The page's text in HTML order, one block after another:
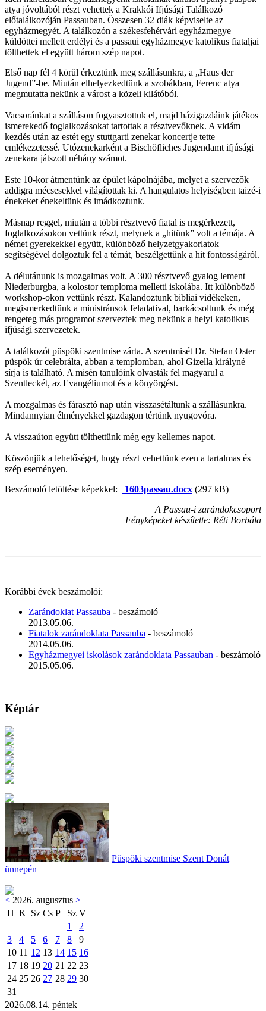
atya jóvoltából részt vehettek a Krakkói Ifjúsági Találkozó
előtalálkozóján Passauban. Összesen 32 diák képviselte az
egyházmegyét. A találkozón a székesfehérvári egyházmegye
küldöttei mellett erdélyi és a passaui egyházmegye katolikus fiataljai
tölthettek el együtt három szép napot.
Első nap fél 4 körül érkeztünk meg szállásunkra, a „Haus der
Jugend”-be. Miután elhelyezkedtünk a szobákban, Ferenc atya
megmutatta nekünk a várost a közeli kilátóból.
Vacsoránkat a szálláson fogyasztottuk el, majd házigazdáink játékos
ismerekedő foglalkozásokat tartottak a résztvevőknek. A vidám
kezdés után az estét egy stuttgarti zenekar koncertje tette
emlékezetessé. Utózenekarként a Bischöfliches Jugendamt ifjúsági
zenekara játszott néhány számot.
Este 10-kor átmentünk az épület kápolnájába, melyet a szervezők
addigra mécsesekkel világítottak ki. A hangulatos helyiségben taizé-i
énekeket énekeltünk és imádkoztunk.
Másnap reggel, miután a többi résztvevő fiatal is megérkezett,
foglalkozásokon vettünk részt, melynek a „hitünk” volt a témája. A
német gyerekekkel együtt, különböző helyzetgyakorlatok
segítségével dolgoztuk fel a témát, beszélgettünk a hit fontosságáról.
A délutánunk is mozgalmas volt. A 300 résztvevő gyalog lement
Niederburgba, a kolostor temploma melletti iskolába. Itt különböző
workshop-okon vettünk részt. Kalandoztunk bibliai vidékeken,
megismerkedtünk a ministránsok feladatival, barkácsoltunk és még
rengeteg más programot szerveztek meg nekünk a helyi katolikus
ifjúsági szervezetek.
A találkozót püspöki szentmise zárta. A szentmisét Dr. Stefan Oster
püspök úr celebrálta, abban a templomban, ahol Gizella királyné
sírja is található. A misén tanulóink olvasták fel magyarul a
Szentleckét, az Evangéliumot és a könyörgést.
A mozgalmas és fárasztó nap után visszasétáltunk a szállásunkra.
Mindannyian élményekkel gazdagon tértünk nyugovóra.
A visszaúton együtt tölthettünk még egy kellemes napot.
Köszönjük a lehetőséget, hogy részt vehettünk ezen a tartalmas és
szép eseményen.
Beszámoló letöltése képekkel:
1603passau.docx (297 kB)
A Passau-i zarándokcsoport
Fényképeket készítette: Réti Borbála
Korábbi évek beszámolói:
Zarándoklat Passauba - beszámoló
2013.05.06.
Fiatalok zarándoklata Passauba - beszámoló
2014.05.06.
Egyházmegyei iskolások zarándoklata Passauban - beszámoló
2015.05.06.
Képtár
Püspöki szentmise Szent Donát
ünnepén
< 2026. augusztus >
H K Sz Cs P Sz V
1
2
3
4 5 6 7 8
9
10 11 12 13 14 15 16
17 18 19 20 21 22 23
24 25 26 27 28 29 30
31
2026.08.14. péntek